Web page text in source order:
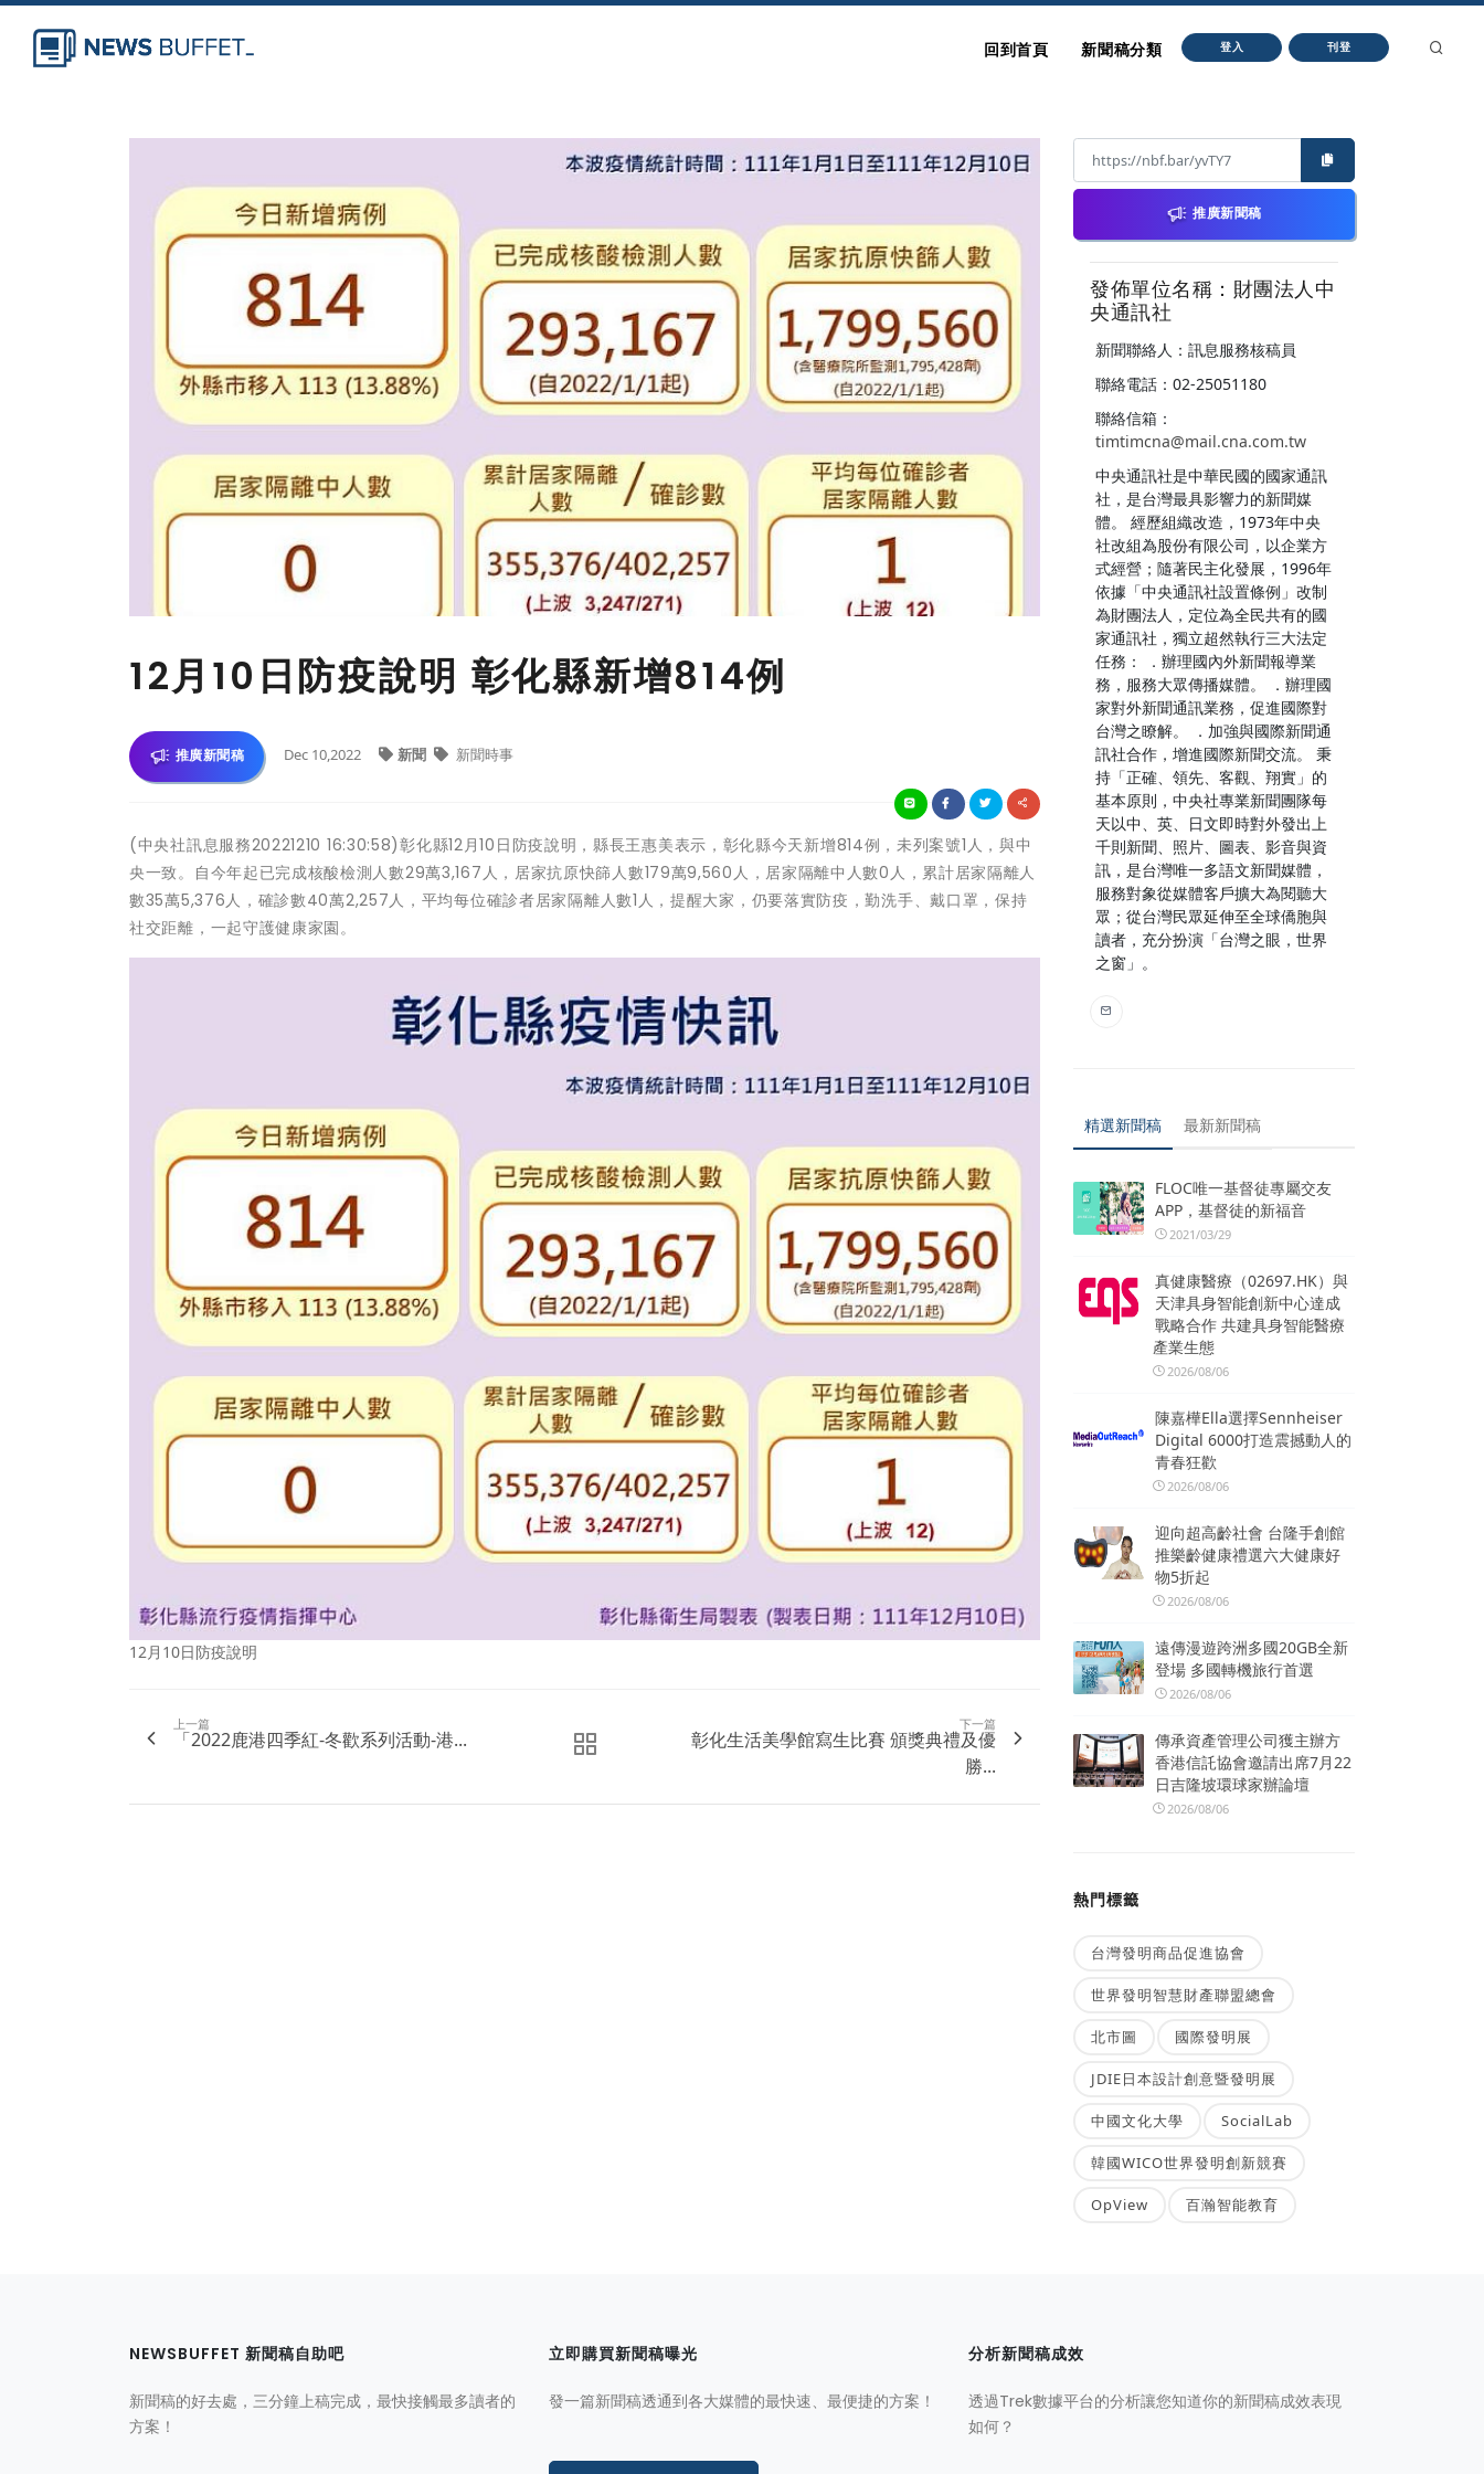
回到首頁 新聞稿分類 登入 刊登
12月10日防疫說明 彰化縣新增814例
推廣新聞稿 Dec 10,2022 新聞 新聞時事
(中央社訊息服務20221210 16:30:58)彰化縣12月10日防疫說明，縣長王惠美表示，彰化縣今天新增814例，未列案號1人，與中
央一致。自今年起已完成核酸檢測人數29萬3,167人，居家抗原快篩人數179萬9,560人，居家隔離中人數0人，累計居家隔離人
數35萬5,376人，確診數40萬2,257人，平均每位確診者居家隔離人數1人，提醒大家，仍要落實防疫，勤洗手、戴口罩，保持
社交距離，一起守護健康家園。
12月10日防疫說明
上一篇
「2022鹿港四季紅-冬歡系列活動-港...
下一篇
彰化生活美學館寫生比賽 頒獎典禮及優
勝...
推廣新聞稿
發佈單位名稱：財團法人中
央通訊社
新聞聯絡人：訊息服務核稿員
聯絡電話：02-25051180
聯絡信箱：
timtimcna@mail.cna.com.tw
中央通訊社是中華民國的國家通訊
社，是台灣最具影響力的新聞媒
體。 經歷組織改造，1973年中央
社改組為股份有限公司，以企業方
式經營；隨著民主化發展，1996年
依據「中央通訊社設置條例」改制
為財團法人，定位為全民共有的國
家通訊社，獨立超然執行三大法定
任務： ．辦理國內外新聞報導業
務，服務大眾傳播媒體。 ．辦理國
家對外新聞通訊業務，促進國際對
台灣之瞭解。 ．加強與國際新聞通
訊社合作，增進國際新聞交流。 秉
持「正確、領先、客觀、翔實」的
基本原則，中央社專業新聞團隊每
天以中、英、日文即時對外發出上
千則新聞、照片、圖表、影音與資
訊，是台灣唯一多語文新聞媒體，
服務對象從媒體客戶擴大為閱聽大
眾；從台灣民眾延伸至全球僑胞與
讀者，充分扮演「台灣之眼，世界
之窗」。
精選新聞稿 最新新聞稿
FLOC唯一基督徒專屬交友
APP，基督徒的新福音
2021/03/29
真健康醫療（02697.HK）與
天津具身智能創新中心達成
戰略合作 共建具身智能醫療
產業生態
2026/08/06
陳嘉樺Ella選擇Sennheiser
Digital 6000打造震撼動人的
青春狂歡
2026/08/06
迎向超高齡社會 台隆手創館
推樂齡健康禮選六大健康好
物5折起
2026/08/06
遠傳漫遊跨洲多國20GB全新
登場 多國轉機旅行首選
2026/08/06
傳承資產管理公司獲主辦方
香港信託協會邀請出席7月22
日吉隆坡環球家辦論壇
2026/08/06
熱門標籤
台灣發明商品促進協會
世界發明智慧財產聯盟總會
北市圖 國際發明展
JDIE日本設計創意暨發明展
中國文化大學 SocialLab
韓國WICO世界發明創新競賽
OpView 百瀚智能教育
NEWSBUFFET 新聞稿自助吧
新聞稿的好去處，三分鐘上稿完成，最快接觸最多讀者的
方案！
立即購買新聞稿曝光
發一篇新聞稿透通到各大媒體的最快速、最便捷的方案！
分析新聞稿成效
透過Trek數據平台的分析讓您知道你的新聞稿成效表現
如何？